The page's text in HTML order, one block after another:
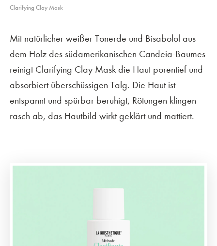
Clarifying Clay Mask
Mit natürlicher weißer Tonerde und Bisabolol aus
dem Holz des südamerikanischen Candeia-Baumes
reinigt Clarifying Clay Mask die Haut porentief und
absorbiert überschüssigen Talg. Die Haut ist
entspannt und spürbar beruhigt, Rötungen klingen
rasch ab, das Hautbild wirkt geklärt und mattiert.